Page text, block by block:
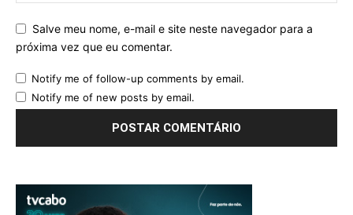
Salve meu nome, e-mail e site neste navegador para a
próxima vez que eu comentar.
Notify me of follow-up comments by email.
Notify me of new posts by email.